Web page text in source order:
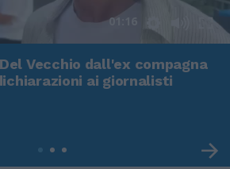
01:16
Vecchio dall'ex compagna
ai giornalisti